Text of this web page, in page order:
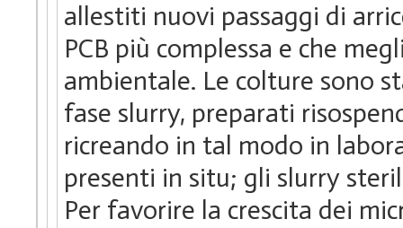
allestiti nuovi passaggi di
PCB più complessa e che
ambientale. Le colture sono
fase slurry, preparati
ricreando in tal modo in
presenti in situ; gli slurry
Per favorire la crescita dei